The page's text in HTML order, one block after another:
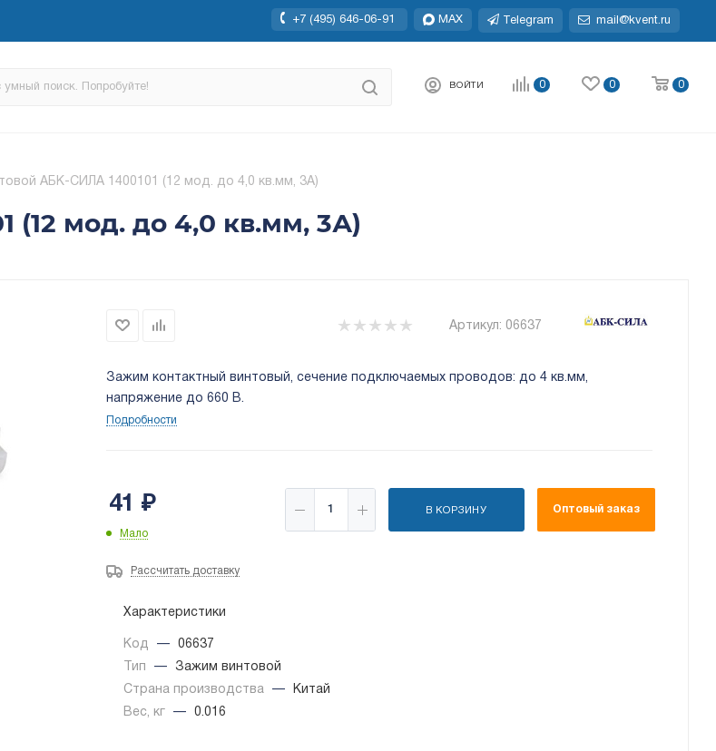
+7 (495) 646-06-91 MAX Telegram mail@kvent.ru
ВОЙТИ 0 0 0
АБК-СИЛА 1400101 (12 мод. до 4,0 кв.мм, 3А)
(12 мод. до 4,0 кв.мм, 3А)
Артикул: 06637
Зажим контактный винтовый, сечение подключаемых проводов: до 4 кв.мм,
напряжение до 660 В.
Подробности
41 ₽
Мало
В КОРЗИНУ Оптовый заказ
Рассчитать доставку
Характеристики
Код —
06637
Тип
—
Зажим винтовой
Страна производства
—
Китай
Вес, кг
— 0.016